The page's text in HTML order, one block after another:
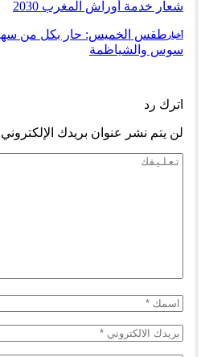
شعار خدمة أوراش المغرب 2030
أخبار طقس الخميس: ﺣﺎﺭ بكل من
سوس والشياظمة
اترك رد
لن يتم نشر عنوان بريدك